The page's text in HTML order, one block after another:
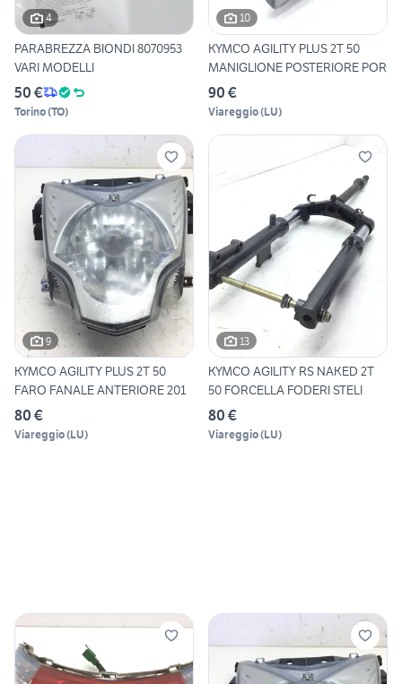
4
PARABREZZA BIONDI 8070953
VARI MODELLI
50 €
Torino(TO)
10
KYMCO AGILITY PLUS 2T 50
MANIGLIONE POSTERIORE POR
90 €
Viareggio(LU)
9
KYMCO AGILITY PLUS 2T 50
FARO FANALE ANTERIORE 201
80 €
Viareggio(LU)
13
KYMCO AGILITY RS NAKED 2T
50 FORCELLA FODERI STELI
80 €
Viareggio(LU)